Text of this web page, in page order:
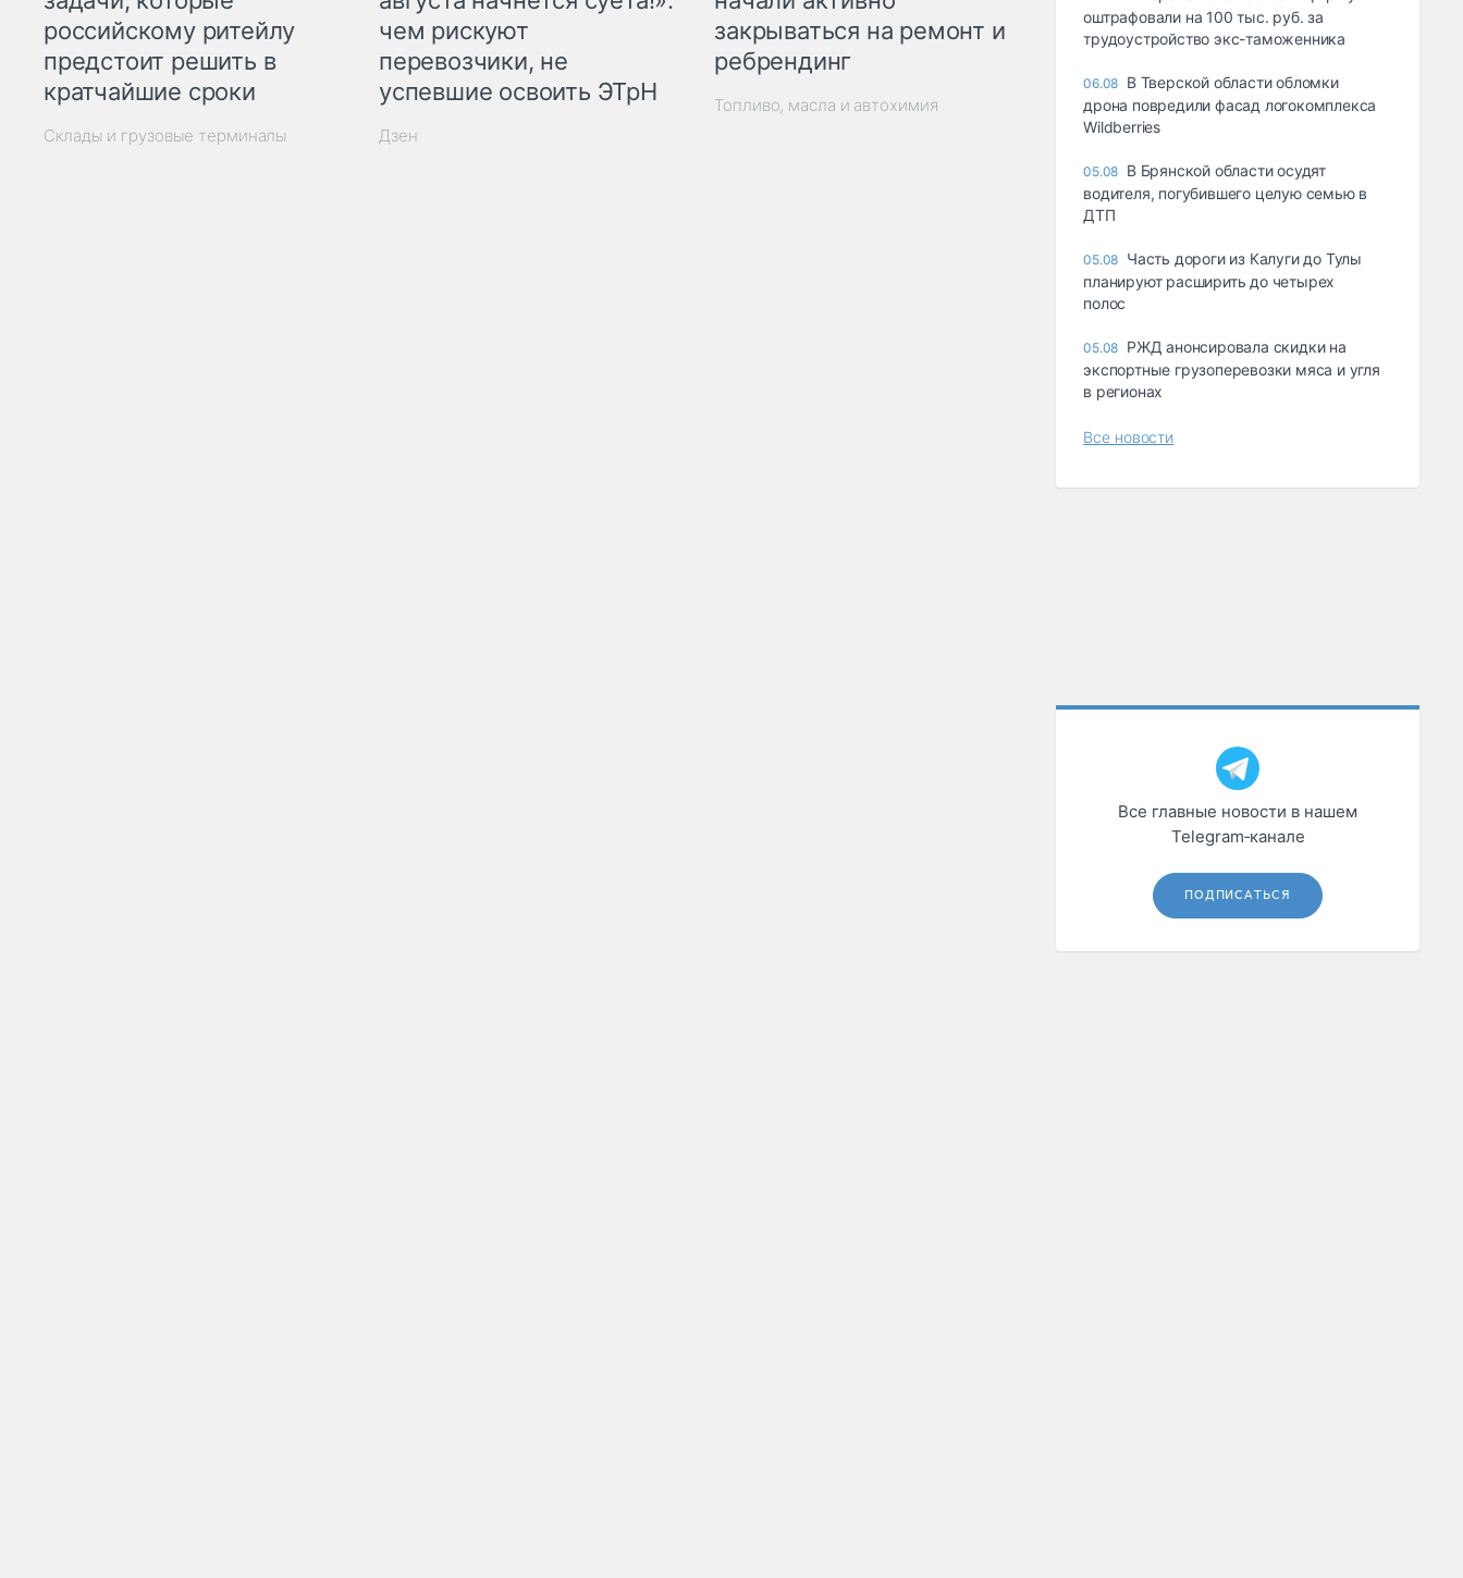
российскому ритейлу
предстоит решить в
кратчайшие сроки
Склады и грузовые терминалы
чем рискуют
перевозчики, не
успевшие освоить ЭТрН
Дзен
закрываться на ремонт и
ребрендинг
Топливо, масла и автохимия
оштрафовали на 100 тыс. руб. за
трудоустройство экс-таможенника
06.08 В Тверской области обломки
дрона повредили фасад логокомплекса
Wildberries
05.08 В Брянской области осудят
водителя, погубившего целую семью в
ДТП
05.08 Часть дороги из Калуги до Тулы
планируют расширить до четырех
полос
05.08 РЖД анонсировала скидки на
экспортные грузоперевозки мяса и угля
в регионах
Все новости
Все главные новости в нашем
Telegram‑канале
ПОДПИСАТЬСЯ